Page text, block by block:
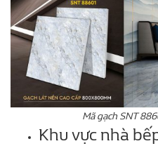
Mã gạch SNT
Khu vực nhà